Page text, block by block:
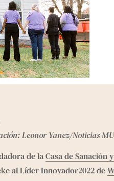
Leonor Yanez/Noticias
de la Casa de Sanación
al Líder Innovador2022 de